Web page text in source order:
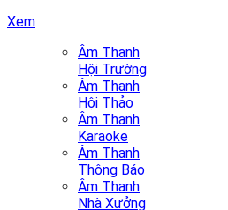
Xem
Âm Thanh
Hội Trường
Âm Thanh
Hội Thảo
Âm Thanh
Karaoke
Âm Thanh
Thông Báo
Âm Thanh
Nhà Xưởng